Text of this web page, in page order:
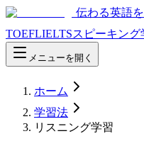
伝わる英語
TOEFLIELTSスピーキング
メニューを開く
ホーム
学習法
リスニング学習